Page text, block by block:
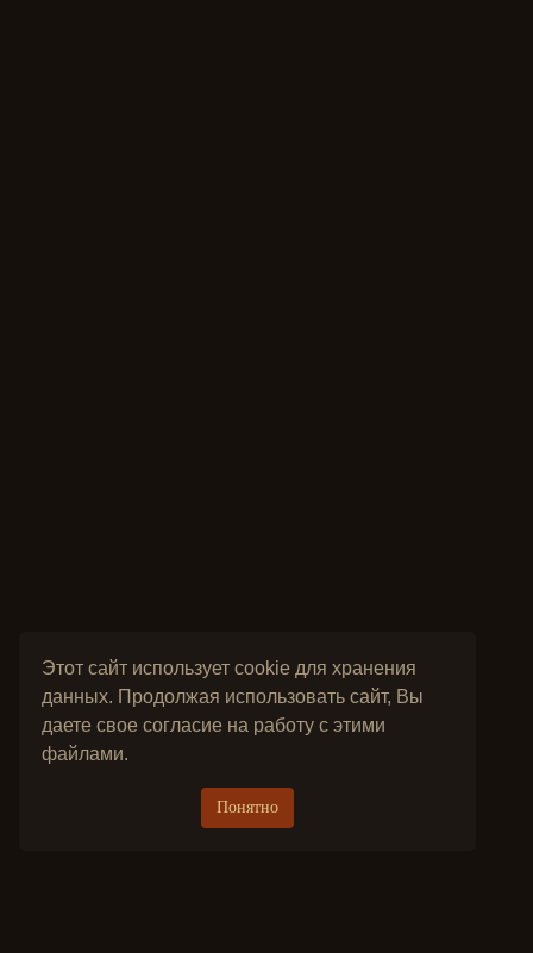
Этот сайт использует cookie для хранения
данных. Продолжая использовать сайт, Вы
даете свое согласие на работу с этими
файлами.
Понятно